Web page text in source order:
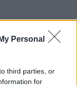
Personal
third parties, or
for